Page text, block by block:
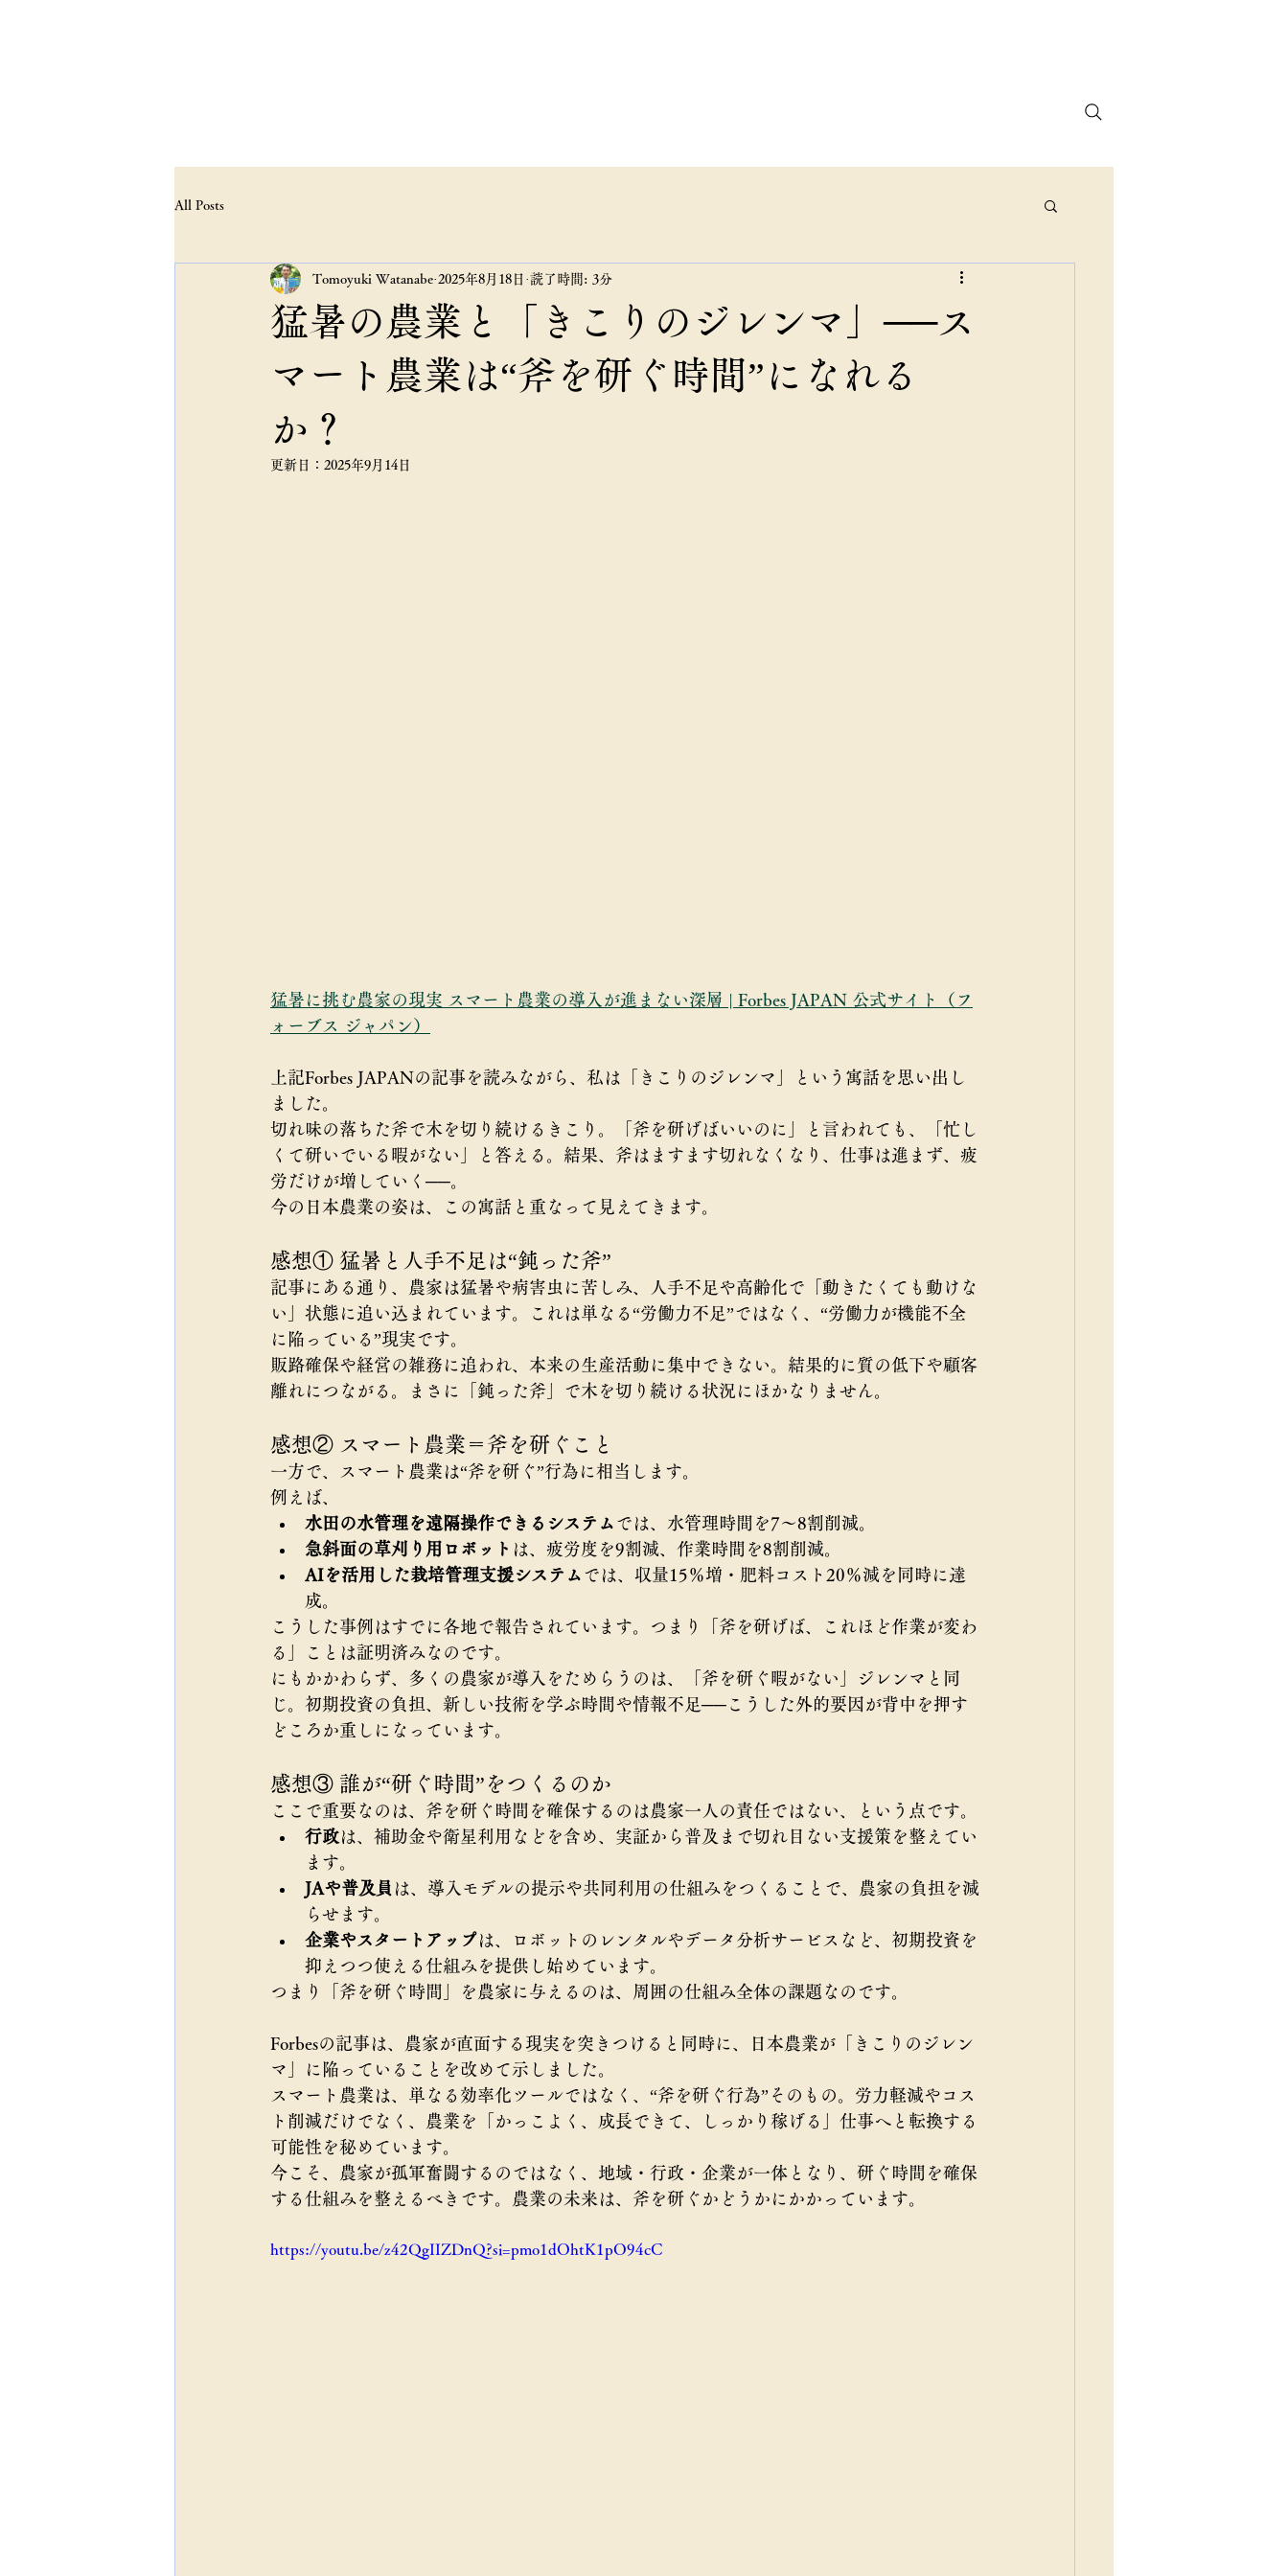
All Posts
猛暑の農業と「きこりのジレンマ」──ス
マート農業は“斧を研ぐ時間”になれる
か？
Tomoyuki Watanabe 2025年8月18日 読了時間: 3分
更新日： 2025年9月14日
猛暑に挑む農家の現実 スマート農業の導入が進まない深層 | Forbes JAPAN 公式サイト（フ
ォーブス ジャパン）
上記Forbes JAPANの記事を読みながら、私は「きこりのジレンマ」という寓話を思い出し
ました。
切れ味の落ちた斧で木を切り続けるきこり。「斧を研げばいいのに」と言われても、「忙し
くて研いでいる暇がない」と答える。結果、斧はますます切れなくなり、仕事は進まず、疲
労だけが増していく──。
今の日本農業の姿は、この寓話と重なって見えてきます。
感想① 猛暑と人手不足は“鈍った斧”
記事にある通り、農家は猛暑や病害虫に苦しみ、人手不足や高齢化で「動きたくても動けな
い」状態に追い込まれています。これは単なる“労働力不足”ではなく、“労働力が機能不全
に陥っている”現実です。
販路確保や経営の雑務に追われ、本来の生産活動に集中できない。結果的に質の低下や顧客
離れにつながる。まさに「鈍った斧」で木を切り続ける状況にほかなりません。
感想② スマート農業＝斧を研ぐこと
一方で、スマート農業は“斧を研ぐ”行為に相当します。
例えば、
水田の水管理を遠隔操作できるシステム では、水管理時間を7～8割削減。
急斜面の草刈り用ロボット は、疲労度を9割減、作業時間を8割削減。
AIを活用した栽培管理支援システム では、収量15％増・肥料コスト20％減を同時に達
成。
こうした事例はすでに各地で報告されています。つまり「斧を研げば、これほど作業が変わ
る」ことは証明済みなのです。
にもかかわらず、多くの農家が導入をためらうのは、「斧を研ぐ暇がない」ジレンマと同
じ。初期投資の負担、新しい技術を学ぶ時間や情報不足──こうした外的要因が背中を押す
どころか重しになっています。
感想③ 誰が“研ぐ時間”をつくるのか
ここで重要なのは、斧を研ぐ時間を確保するのは農家一人の責任ではない、という点です。
行政は、補助金や衛星利用などを含め、実証から普及まで切れ目ない支援策を整えてい
ます。
JAや普及員 は、導入モデルの提示や共同利用の仕組みをつくることで、農家の負担を減
らせます。
企業やスタートアップ は、ロボットのレンタルやデータ分析サービスなど、初期投資を
抑えつつ使える仕組みを提供し始めています。
つまり「斧を研ぐ時間」を農家に与えるのは、周囲の仕組み全体の課題なのです。
Forbesの記事は、農家が直面する現実を突きつけると同時に、日本農業が「きこりのジレン
マ」に陥っていることを改めて示しました。
スマート農業は、単なる効率化ツールではなく、“斧を研ぐ行為”そのもの。労力軽減やコス
ト削減だけでなく、農業を「かっこよく、成長できて、しっかり稼げる」仕事へと転換する
可能性を秘めています。
今こそ、農家が孤軍奮闘するのではなく、地域・行政・企業が一体となり、研ぐ時間を確保
する仕組みを整えるべきです。農業の未来は、斧を研ぐかどうかにかかっています。
https://youtu.be/z42QgIIZDnQ?si=pmo1dOhtK1pO94cC